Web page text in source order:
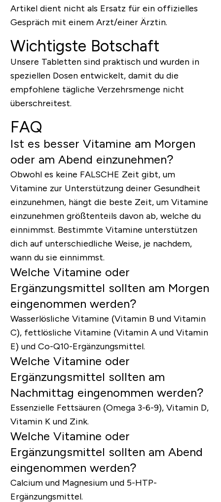
Artikel dient nicht als Ersatz für ein offizielles
Gespräch mit einem Arzt/einer Ärztin.
Wichtigste Botschaft
Unsere Tabletten sind praktisch und wurden in
speziellen Dosen entwickelt, damit du die
empfohlene tägliche Verzehrsmenge nicht
überschreitest.
FAQ
Ist es besser Vitamine am Morgen
oder am Abend einzunehmen?
Obwohl es keine FALSCHE Zeit gibt, um
Vitamine zur Unterstützung deiner Gesundheit
einzunehmen, hängt die beste Zeit, um Vitamine
einzunehmen größtenteils davon ab, welche du
einnimmst. Bestimmte Vitamine unterstützen
dich auf unterschiedliche Weise, je nachdem,
wann du sie einnimmst.
Welche Vitamine oder
Ergänzungsmittel sollten am Morgen
eingenommen werden?
Wasserlösliche Vitamine (Vitamin B und Vitamin
C), fettlösliche Vitamine (Vitamin A und Vitamin
E) und Co-Q10-Ergänzungsmittel.
Welche Vitamine oder
Ergänzungsmittel sollten am
Nachmittag eingenommen werden?
Essenzielle Fettsäuren (Omega 3-6-9), Vitamin D,
Vitamin K und Zink.
Welche Vitamine oder
Ergänzungsmittel sollten am Abend
eingenommen werden?
Calcium und Magnesium und 5-HTP-
Ergänzungsmittel.